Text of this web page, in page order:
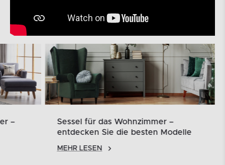
–
Sessel für das Wohnzimmer –
entdecken Sie die besten Modelle
MEHR LESEN